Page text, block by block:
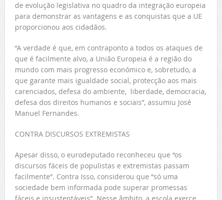
de evolução legislativa no quadro da integração europeia
para demonstrar as vantagens e as conquistas que a UE
proporcionou aos cidadãos.
“A verdade é que, em contraponto a todos os ataques de
que é facilmente alvo, a União Europeia é a região do
mundo com mais progresso económico e, sobretudo, a
que garante mais igualdade social, protecção aos mais
carenciados, defesa do ambiente, liberdade, democracia,
defesa dos direitos humanos e sociais”, assumiu José
Manuel Fernandes.
CONTRA DISCURSOS EXTREMISTAS
Apesar disso, o eurodeputado reconheceu que “os
discursos fáceis de populistas e extremistas passam
facilmente”. Contra Isso, considerou que “só uma
sociedade bem informada pode superar promessas